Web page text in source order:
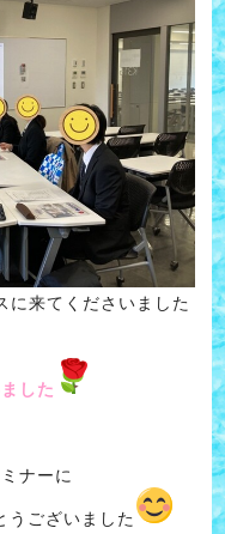
に来てくださいました
した
ナーに
うございました